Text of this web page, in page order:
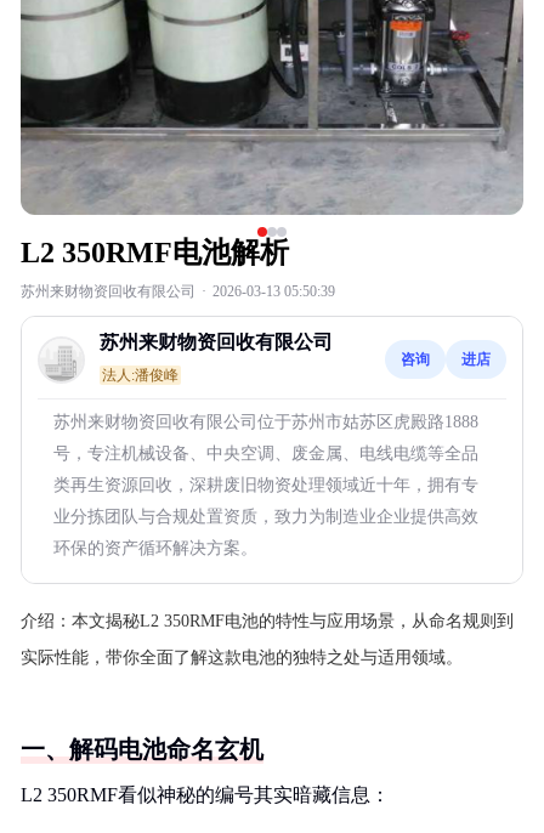
L2 350RMF电池解析
苏州来财物资回收有限公司 · 2026-03-13 05:50:39
苏州来财物资回收有限公司
法人:潘俊峰
咨询 进店
苏州来财物资回收有限公司位于苏州市姑苏区虎殿路1888
号，专注机械设备、中央空调、废金属、电线电缆等全品
类再生资源回收，深耕废旧物资处理领域近十年，拥有专
业分拣团队与合规处置资质，致力为制造业企业提供高效
环保的资产循环解决方案。
介绍： 本文揭秘L2 350RMF电池的特性与应用场景，从命名规则到
实际性能，带你全面了解这款电池的独特之处与适用领域。
一、解码电池命名玄机
L2 350RMF看似神秘的编号其实暗藏信息：